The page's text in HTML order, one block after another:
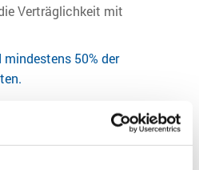
Verträglichkeit mit
mindestens 50% der
bitte dieses
ausgefüllt senden an: